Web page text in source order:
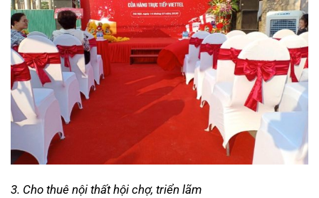
3. Cho thuê nội thất hội chợ, triển lãm